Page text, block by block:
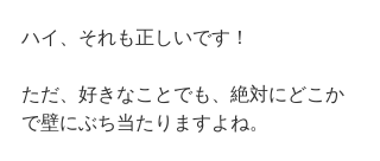
ハイ、それも正しいです！
ただ、好きなことでも、絶対にどこか
で壁にぶち当たりますよね。